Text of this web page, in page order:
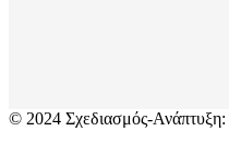
© 2024 Σχεδιασμός-Ανάπτυξη: